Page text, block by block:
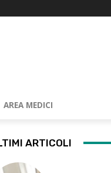
AREA MEDICI
ARTICOLI